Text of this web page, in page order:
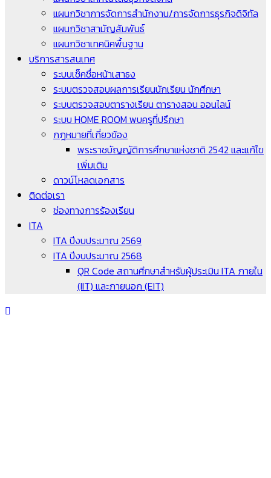
แผนกวิชาการจัดการสำนักงาน/การจัดการธุรกิจดิจิทัล
แผนกวิชาสามัญสัมพันธ์
แผนกวิชาเทคนิคพื้นฐาน
บริการสารสนเทศ
ระบบเช็คชื่อหน้าเสาธง
ระบบตรวจสอบผลการเรียนนักเรียน นักศึกษา
ระบบตรวจสอบตารางเรียน ตารางสอน ออนไลน์
ระบบ HOME ROOM พบครูที่ปรึกษา
กฎหมายที่เกี่ยวข้อง
พระราชบัญญัติการศึกษาแห่งชาติ 2542 และแก้ไข
เพิ่มเติม
ดาวน์โหลดเอกสาร
ติดต่อเรา
ช่องทางการร้องเรียน
ITA
ITA ปีงบประมาณ 2569
ITA ปีงบประมาณ 2568
QR Code สถานศึกษาสำหรับผู้ประเมิน ITA ภายใน
(IIT) และภายนอก (EIT)